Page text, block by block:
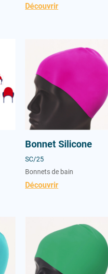
Découvrir
Bonnet Silicone
SC/25
Bonnets de bain
Découvrir